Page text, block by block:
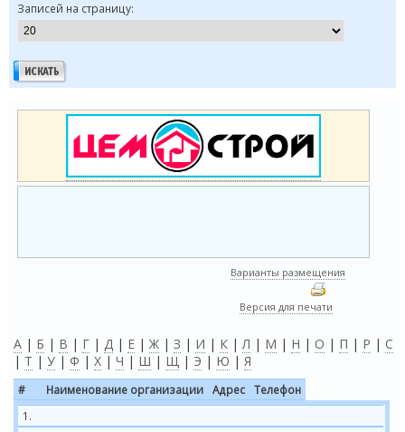
Записей на страницу:
Варианты размещения
Версия для печати
А | Б | В | Г | Д | Е | Ж | З | И | К |Л | М | Н | О | П | Р | С
| Т | У | Ф | Х | Ч | Ш | Щ | Э | Ю | Я
# Наименование организации Адрес
Телефон
1.